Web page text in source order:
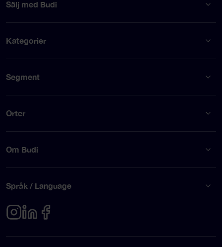
Sälj med Budi
Kategorier
Segment
Orter
Om Budi
Språk / Language